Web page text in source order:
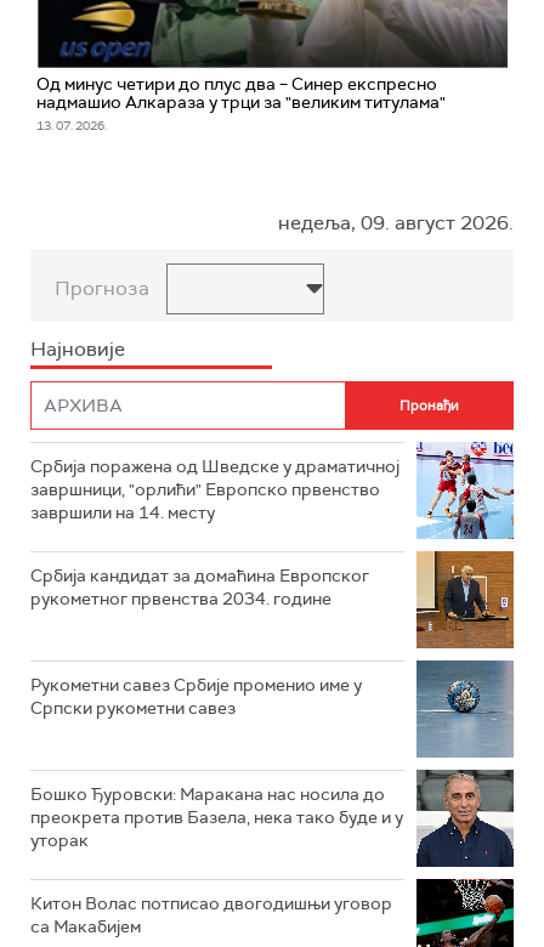
Од минус четири до плус два – Синер експресно
надмашио Алкараза у трци за "великим титулама"
13. 07. 2026.
недеља, 09. август 2026.
Прогноза
Најновије
Србија поражена од Шведске у драматичној
завршници, "орлићи" Европско првенство
завршили на 14. месту
Србија кандидат за домаћина Европског
рукометног првенства 2034. године
Рукометни савез Србије променио име у
Српски рукометни савез
Бошко Ђуровски: Маракана нас носила до
преокрета против Базела, нека тако буде и у
уторак
Китон Волас потписао двогодишњи уговор
са Макабијем